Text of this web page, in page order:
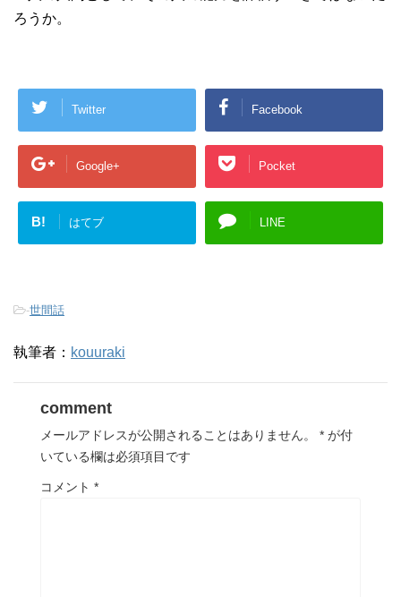
ろうか。
Twitter Facebook
Google+ Pocket
B! はてブ LINE
-世間話
執筆者： kouuraki
comment
メールアドレスが公開されることはありません。 * が付
いている欄は必須項目です
コメント *